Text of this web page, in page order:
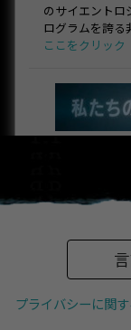
のサイエントロ
ログラムを誇る
ここをクリック
プライバシーに関